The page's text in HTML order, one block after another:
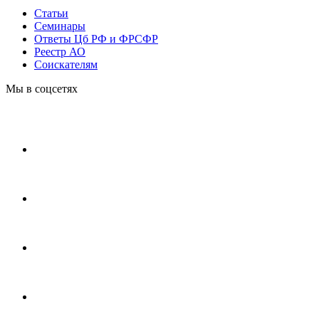
Статьи
Cеминары
Ответы Цб РФ и ФРСФР
Реестр АО
Соискателям
Мы в соцсетях